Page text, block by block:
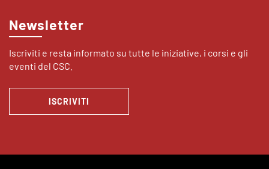
Newsletter
Iscriviti e resta informato su tutte le iniziative, i corsi e gli
eventi del CSC.
ISCRIVITI